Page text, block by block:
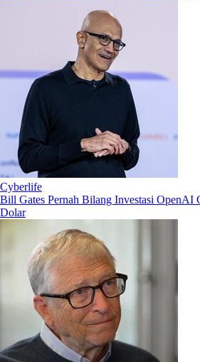
Cyberlife
Bill Gates Pernah Bilang Investasi OpenAI
Dolar